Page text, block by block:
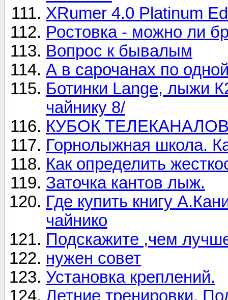
XRumer 4.0 Platinum
Ростовка - можно ли
Вопрос к бывалым
А в сарочанах по
Ботинки Lange, лыжи
чайнику 8/
КУБОК ТЕЛЕКАНАЛОВ
Горнолыжная школа.
Как определить
Заточка кантов лыж.
Где купить книгу
чайнико
Подскажите ,чем
нужен совет
Установка креплений.
Летние тренировки.